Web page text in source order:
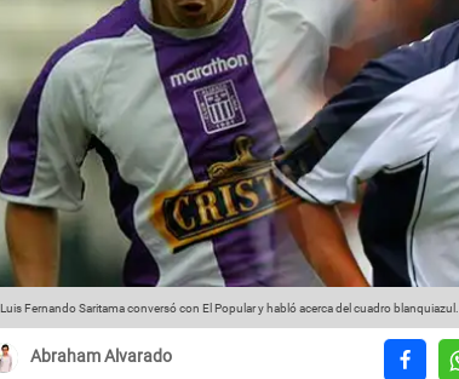
Luis Fernando Saritama conversó con El Popular y habló acerca del cuadro blanquiazul.
Abraham Alvarado